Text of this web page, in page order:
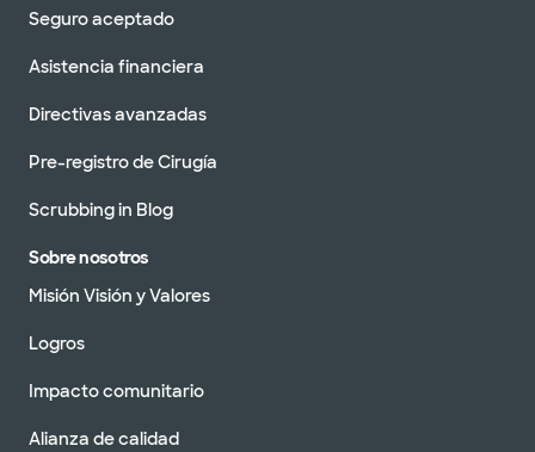
Seguro aceptado
Asistencia financiera
Directivas avanzadas
Pre-registro de Cirugía
Scrubbing in Blog
Sobre nosotros
Misión Visión y Valores
Logros
Impacto comunitario
Alianza de calidad